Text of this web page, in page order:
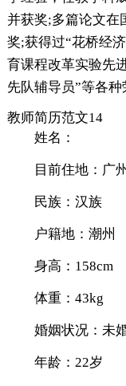
并获奖;多篇论文在
奖;获得过“花桥经
育课程改革实验先
先队辅导员”等各种
教师简历范文14
姓名：
目前住地：广州
民族：汉族
户籍地：潮州
身高：158cm
体重：43kg
婚姻状况：未
年龄：22岁